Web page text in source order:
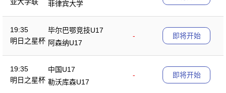
菲律宾大学
19:35
明日之星杯
毕尔巴鄂竞技U17
-
阿森纳U17
即将开始
19:35
明日之星杯
中国U17
-
勒沃库森U17
即将开始